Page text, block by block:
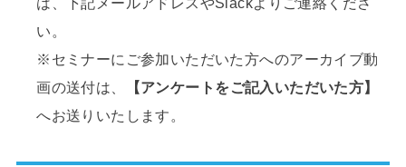
い。
※セミナーにご参加いただいた方へのアーカイブ動
画の送付は、
【アンケートをご記入いただいた方】
へお送りいたします。